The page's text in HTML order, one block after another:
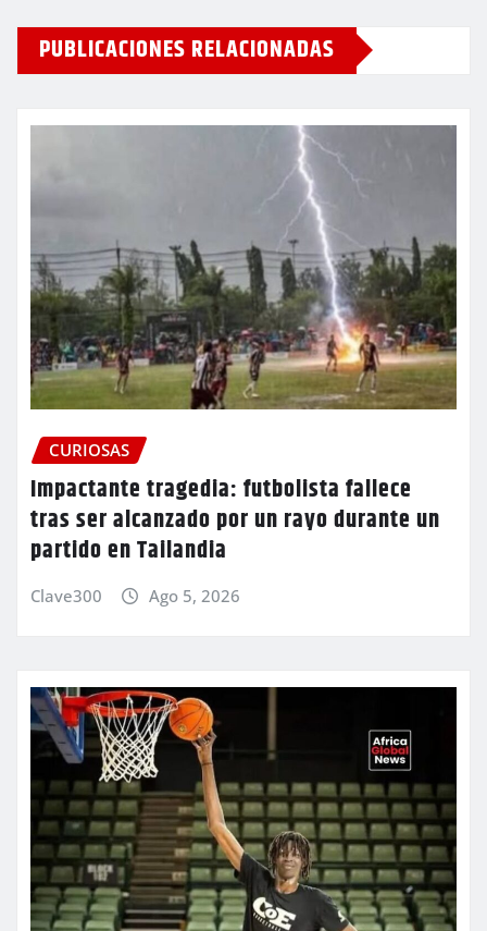
PUBLICACIONES RELACIONADAS
CURIOSAS
Impactante tragedia: futbolista fallece
tras ser alcanzado por un rayo durante un
partido en Tailandia
Clave300 Ago 5, 2026